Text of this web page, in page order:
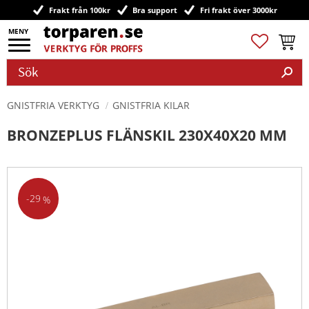
Meny
Frakt från 100kr Bra support Fri frakt över 3000kr
Favoriter
GNISTFRIA VERKTYG GNISTFRIA KILAR
BRONZEPLUS FLÄNSKIL 230X40X20 MM
29 %